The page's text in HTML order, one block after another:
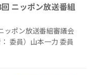
ニッポン放送番組
ッポン放送番組審議会
委員）山本一力 委員